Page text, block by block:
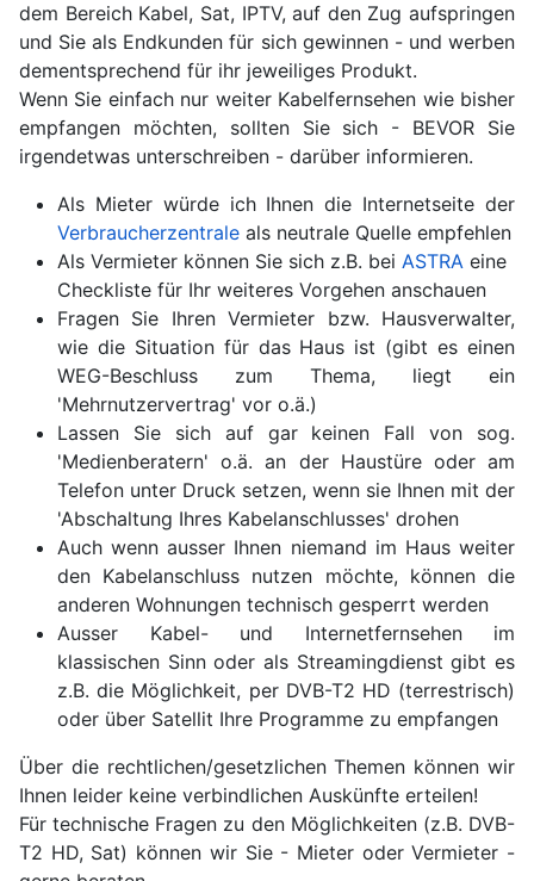
dem Bereich Kabel, Sat, IPTV, auf den Zug aufspringen
und Sie als Endkunden für sich gewinnen - und werben
dementsprechend für ihr jeweiliges Produkt.
Wenn Sie einfach nur weiter Kabelfernsehen wie bisher
empfangen möchten, sollten Sie sich - BEVOR Sie
irgendetwas unterschreiben - darüber informieren.
Als Mieter würde ich Ihnen die Internetseite der
Verbraucherzentrale als neutrale Quelle empfehlen
Als Vermieter können Sie sich z.B. bei ASTRA eine
Checkliste für Ihr weiteres Vorgehen anschauen
Fragen Sie Ihren Vermieter bzw. Hausverwalter,
wie die Situation für das Haus ist (gibt es einen
WEG-Beschluss zum Thema, liegt ein
'Mehrnutzervertrag' vor o.ä.)
Lassen Sie sich auf gar keinen Fall von sog.
'Medienberatern' o.ä. an der Haustüre oder am
Telefon unter Druck setzen, wenn sie Ihnen mit der
'Abschaltung Ihres Kabelanschlusses' drohen
Auch wenn ausser Ihnen niemand im Haus weiter
den Kabelanschluss nutzen möchte, können die
anderen Wohnungen technisch gesperrt werden
Ausser Kabel- und Internetfernsehen im
klassischen Sinn oder als Streamingdienst gibt es
z.B. die Möglichkeit, per DVB-T2 HD (terrestrisch)
oder über Satellit Ihre Programme zu empfangen
Über die rechtlichen/gesetzlichen Themen können wir
Ihnen leider keine verbindlichen Auskünfte erteilen!
Für technische Fragen zu den Möglichkeiten (z.B. DVB-
T2 HD, Sat) können wir Sie - Mieter oder Vermieter -